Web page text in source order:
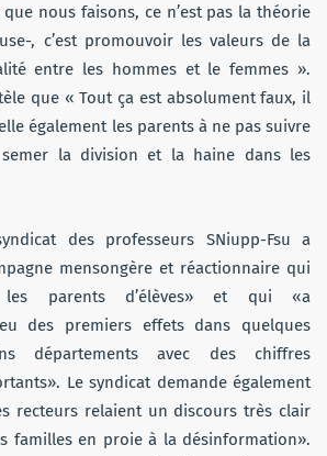
nous faisons, ce n’est pas la théorie
, c’est promouvoir les valeurs de la
entre les hommes et le femmes ».
que « Tout ça est absolument faux, il
également les parents à ne pas suivre
la division et la haine dans les
des professeurs SNiupp-Fsu a
mensongère et réactionnaire qui
parents d’élèves» et qui «a
des premiers effets dans quelques
départements avec des chiffres
Le syndicat demande également
recteurs relaient un discours très clair
familles en proie à la désinformation».